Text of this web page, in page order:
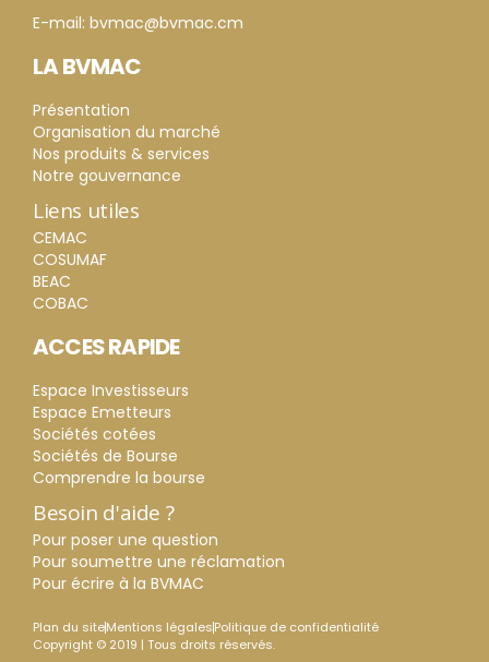
E-mail: bvmac@bvmac.cm
LA BVMAC
Présentation
Organisation du marché
Nos produits & services
Notre gouvernance
Liens utiles
CEMAC
COSUMAF
BEAC
COBAC
ACCES RAPIDE
Espace Investisseurs
Espace Emetteurs
Sociétés cotées
Sociétés de Bourse
Comprendre la bourse
Besoin d'aide ?
Pour poser une question
Pour soumettre une réclamation
Pour écrire à la BVMAC
Plan du siteMentions légalesPolitique de confidentialité
Copyright © 2019 | Tous droits réservés.